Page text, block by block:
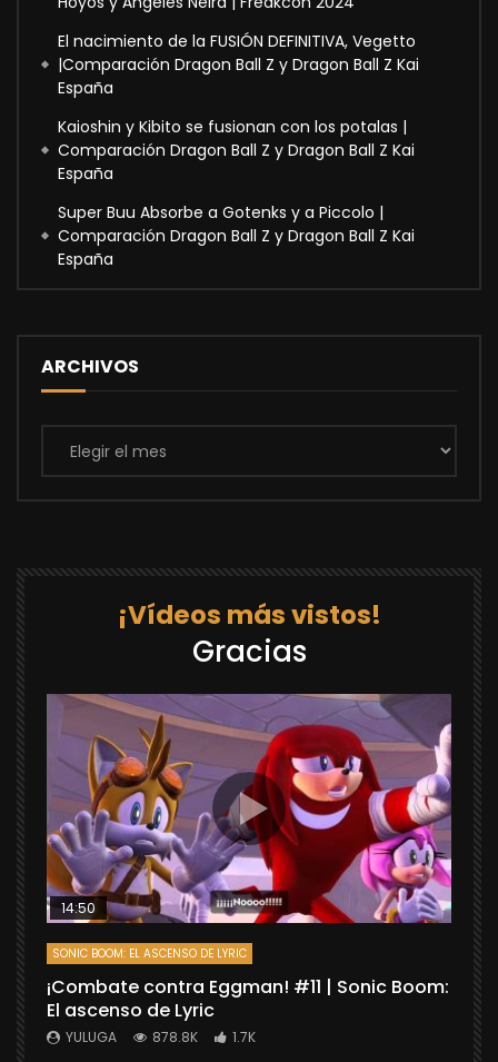
El nacimiento de la FUSIÓN DEFINITIVA, Vegetto
|Comparación Dragon Ball Z y Dragon Ball Z Kai
España
Kaioshin y Kibito se fusionan con los potalas |
Comparación Dragon Ball Z y Dragon Ball Z Kai
España
Super Buu Absorbe a Gotenks y a Piccolo |
Comparación Dragon Ball Z y Dragon Ball Z Kai
España
ARCHIVOS
Archivos
¡Vídeos más vistos!
Gracias
14:50
SONIC BOOM: EL ASCENSO DE LYRIC
¡Combate contra Eggman! #11 | Sonic Boom:
El ascenso de Lyric
YULUGA 878.8K 1.7K